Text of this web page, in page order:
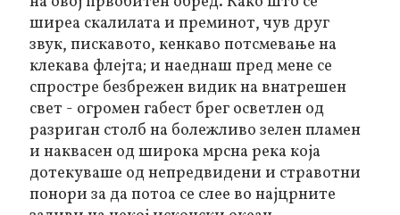
ширеа скалилата и преминот, чув друг
звук, пискавото, кенкаво потсмевање на
клекава флејта; и наеднаш пред мене се
спростре безбрежен видик на внатрешен
свет - огромен габест брег осветлен од
разриган столб на болежливо зелен пламен
и наквасен од широка мрсна река која
дотекуваше од непредвидени и стравотни
понори за дапотоа се слее во најцрните